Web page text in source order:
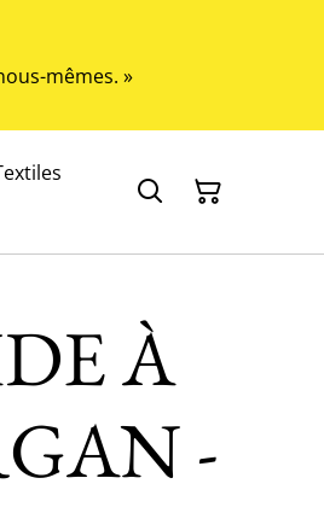
mêmes. »
À
-